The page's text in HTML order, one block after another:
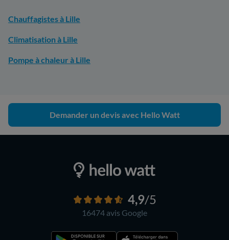
Chauffagistes à Lille
Climatisation à Lille
Pompe à chaleur à Lille
Demander un devis avec Hello Watt
4,9/5
16474 avis Google